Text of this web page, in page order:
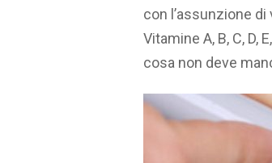
con l’assunzione di
Vitamine A, B, C, D,
cosa non deve